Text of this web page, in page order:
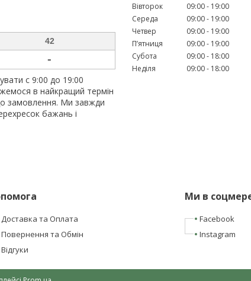
42
-
с 9:00 до 19:00
в найкращий термін
замовлення. Ми завжди
бажань і
Вівторок
09:00
19:00
Середа
09:00
19:00
Четвер
09:00
19:00
Пʼятниця
09:00
19:00
Субота
09:00
18:00
Неділя
09:00 18:00
Доставка та Оплата
Повернення та Обмін
Відгуки
Ми в
Facebook
Instagram